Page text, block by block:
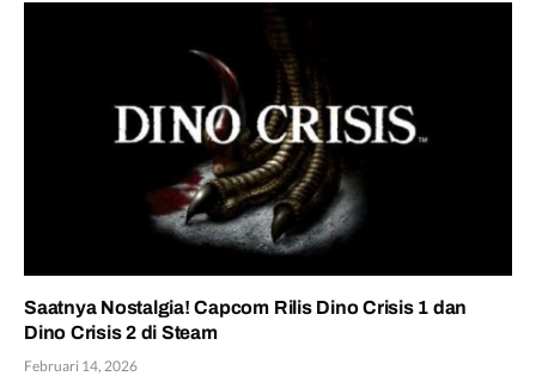
Saatnya Nostalgia! Capcom Rilis Dino Crisis 1 dan
Dino Crisis 2 di Steam
Februari 14, 2026